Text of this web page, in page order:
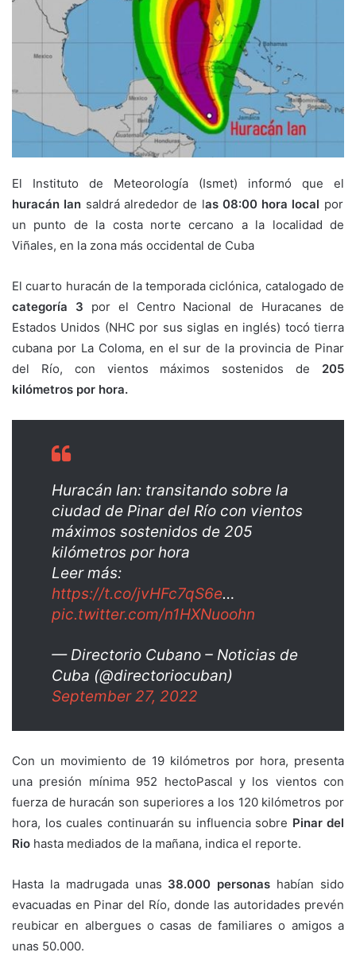
El Instituto de Meteorología (Ismet) informó que el
huracán Ian saldrá alrededor de las 08:00 hora local por
un punto de la costa norte cercano a la localidad de
Viñales, en la zona más occidental de Cuba
El cuarto huracán de la temporada ciclónica, catalogado de
categoría 3 por el Centro Nacional de Huracanes de
Estados Unidos (NHC por sus siglas en inglés) tocó tierra
cubana por La Coloma, en el sur de la provincia de Pinar
del Río, con vientos máximos sostenidos de 205
kilómetros por hora.
Huracán Ian: transitando sobre la
ciudad de Pinar del Río con vientos
máximos sostenidos de 205
kilómetros por hora
Leer más:
https://t.co/jvHFc7qS6e…
pic.twitter.com/n1HXNuoohn
— Directorio Cubano – Noticias de
Cuba (@directoriocuban)
September 27, 2022
Con un movimiento de 19 kilómetros por hora, presenta
una presión mínima 952 hectoPascal y los vientos con
fuerza de huracán son superiores a los 120 kilómetros por
hora, los cuales continuarán su influencia sobre Pinar del
Rio hasta mediados de la mañana, indica el reporte.
Hasta la madrugada unas 38.000 personas habían sido
evacuadas en Pinar del Río, donde las autoridades prevén
reubicar en albergues o casas de familiares o amigos a
unas 50.000.